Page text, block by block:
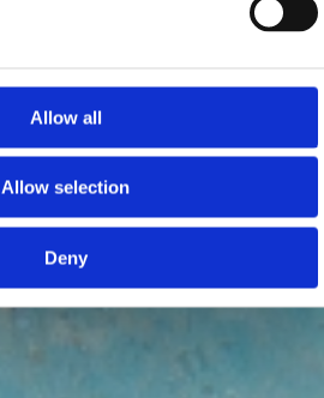
Allow all
Allow selection
Deny